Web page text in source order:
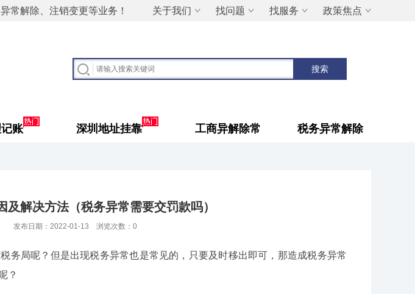
常解除、注销变更等业务！ 关于我们 找问题 找服务 政策焦点
账 深圳地址挂靠 工商异解除常 税务异常解除
及解决方法（税务异常需要交罚款吗）
发布日期：2022-01-13 浏览次数： 0
务局呢？但是出现税务异常也是常见的，只要及时移出即可，那造成税务异常
？